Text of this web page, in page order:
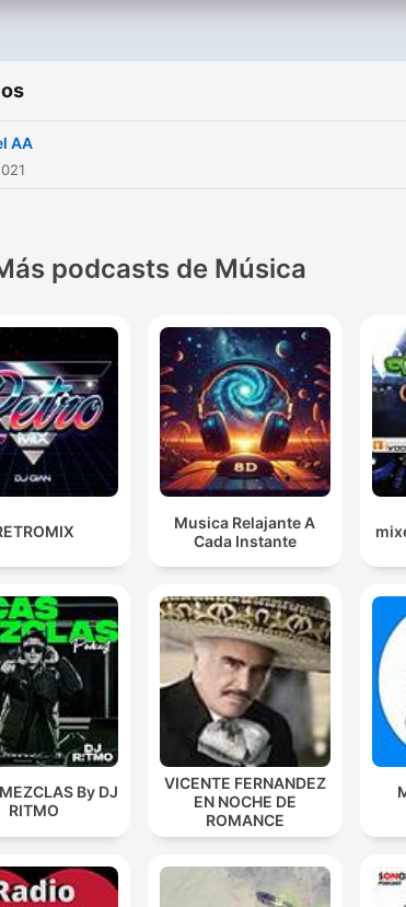
AA
podcasts de Música
Musica Relajante A
Cada Instante
By DJ
RITMO
VICENTE FERNANDEZ
EN NOCHE DE
ROMANCE